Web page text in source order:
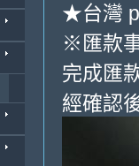
★台灣
※匯款
完成匯
經確認